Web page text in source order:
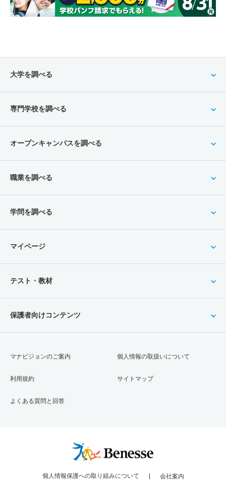
大学を調べる
専門学校を調べる
オープンキャンパスを調べる
職業を調べる
学問を調べる
マイページ
テスト・教材
保護者向けコンテンツ
マナビジョンのご案内
利用規約
よくある質問と回答
個人情報の取扱いについて
サイトマップ
個人情報保護への取り組みについて 会社案内